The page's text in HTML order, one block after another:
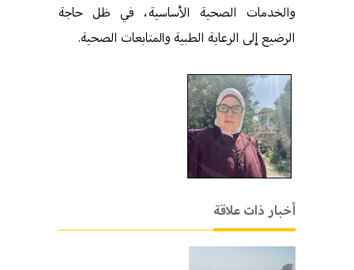
والخدمات الصحية الأساسية، في ظل حاجة
الرضيع إلى الرعاية الطبية والمتابعات الصحية.
أخبار ذات علاقة